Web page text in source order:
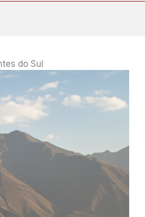
do Sul